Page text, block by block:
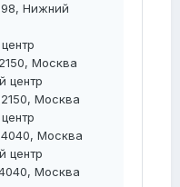
Нижний
Москва
центр
Москва
Москва
центр
Москва